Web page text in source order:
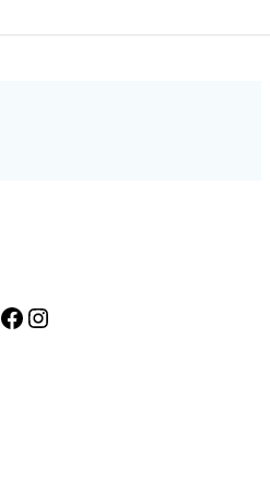
Facebook
Instagram